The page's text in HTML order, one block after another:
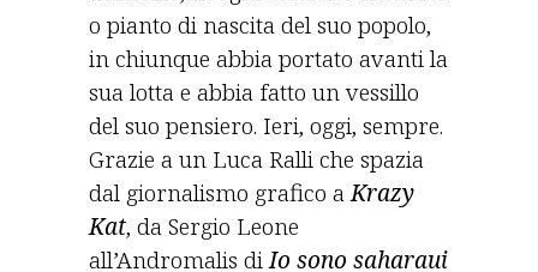
o pianto di nascita del suo popolo,
in chiunque abbia portato avanti la
sua lotta e abbia fatto un vessillo
del suo pensiero. Ieri, oggi, sempre.
Grazie a un Luca Ralli che spazia
dal giornalismo grafico aKrazy
Kat, da Sergio Leone
all’Andromalis diIo sono saharaui